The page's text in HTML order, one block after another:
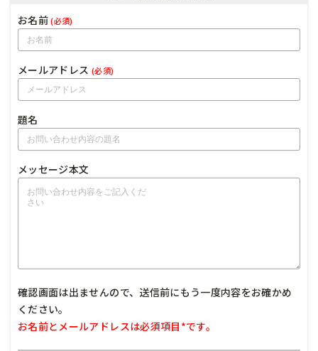
お名前(必須)
メールアドレス (必須)
題名
メッセージ本文
確認画面は出ませんので、送信前にもう一度内容をお確かめ
ください。
お名前とメールアドレスは必須項目*です。